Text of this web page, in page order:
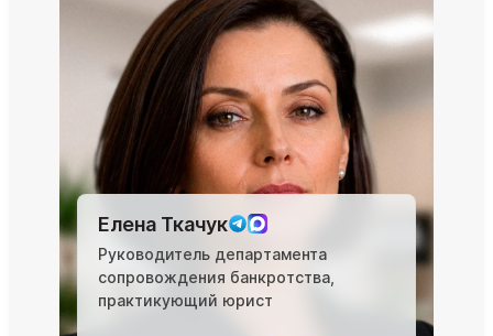
Елена Ткачук
Руководитель департамента
сопровождения банкротства,
практикующий юрист